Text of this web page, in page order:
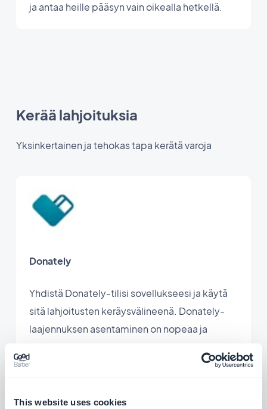
This website uses cookies
ja antaa heille pääsyn vain oikealla hetkellä.
Kerää lahjoituksia
Yksinkertainen ja tehokas tapa kerätä varoja
Donately
Yhdistä Donately-tilisi sovellukseesi ja käytä
sitä lahjoitusten keräysvälineenä. Donately-
laajennuksen asentaminen on nopeaa ja
tililtäsi. Voit integroida sovellukseesi
lahjoituskokemus on entistäkin parempi.